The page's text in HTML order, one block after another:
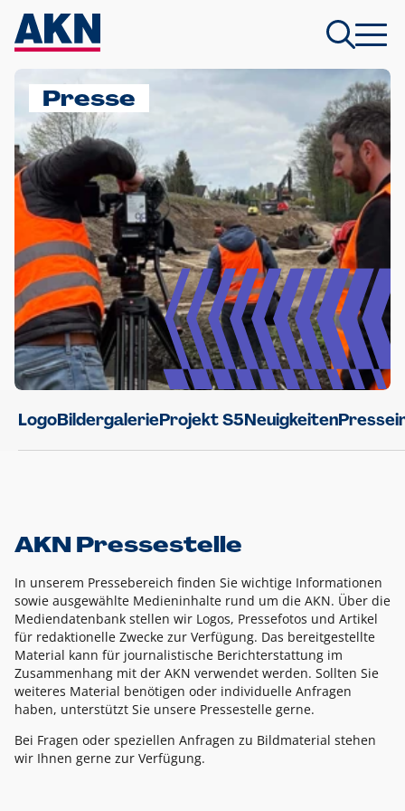
Presse
LogoBildergalerieProjekt S5Neuigkeiten
AKN Pressestelle
In unserem Pressebereich finden Sie wichtige Informationen
sowie ausgewählte Medieninhalte rund um die AKN. Über die
Mediendatenbank stellen wir Logos, Pressefotos und Artikel
für redaktionelle Zwecke zur Verfügung. Das bereitgestellte
Material kann für journalistische Berichterstattung im
Zusammenhang mit der AKN verwendet werden. Sollten Sie
weiteres Material benötigen oder individuelle Anfragen
haben, unterstützt Sie unsere Pressestelle gerne.
Bei Fragen oder speziellen Anfragen zu Bildmaterial stehen
wir Ihnen gerne zur Verfügung.